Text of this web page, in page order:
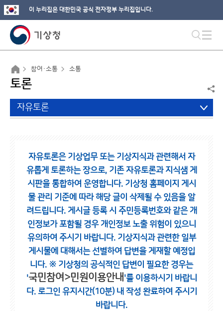
이 누리집은 대한민국 공식 전자정부 누리집입니다.
참여·소통 소통
토론
자유토론
자유토론은 기상업무 또는 기상지식과 관련해서 자
유롭게 토론하는 장으로, 기존 자유토론과 지식샘 게
시판을 통합하여 운영합니다. 기상청 홈페이지 게시
물 관리 기준에 따라 해당 글이 삭제될 수 있음을 알
려드립니다. 게시글 등록 시 주민등록번호와 같은 개
인정보가 포함될 경우 개인정보 노출 위험이 있으니
유의하여 주시기 바랍니다. 기상지식과 관련한 일부
게시물에 대해서는 선별하여 답변을 게재할 예정입
니다. ※ 기상청의 공식적인 답변이 필요한 경우는
'국민참여>민원이용안내 '를 이용하시기 바랍니
다. 로그인 유지시간(10분) 내 작성 완료하여 주시기
바랍니다.